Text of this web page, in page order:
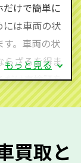
います。安
だけで簡単に
には車両の状
す。車両の状
らざるを得ま
だけ車検証を
両状態や年式
なります。
もっと見る
買取と